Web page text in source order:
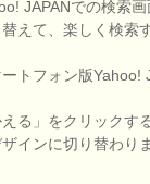
JAPANでの検索
えて、楽しく検索
トフォン版Yahoo!
える」をクリックす
インに切り替わり